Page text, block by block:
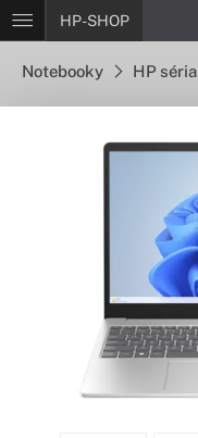
HP-SHOP
Notebooky HP séria